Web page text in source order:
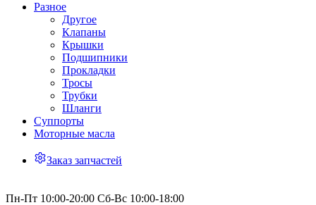
Разное
Другое
Клапаны
Крышки
Подшипники
Прокладки
Тросы
Трубки
Шланги
Суппорты
Моторные масла
Заказ запчастей
Пн-Пт 10:00-20:00 Сб-Вс 10:00-18:00